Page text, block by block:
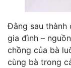
Đằng sau thành
gia đình –
chồng của bà
cùng bà trong